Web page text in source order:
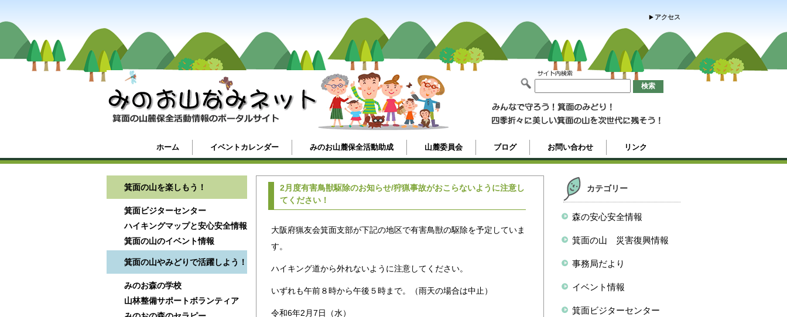
アクセス
ホーム イベントカレンダー みのお山麓保全活動助成 山麓委員会 ブログ お問い合わせ リンク
箕面の山を楽しもう！
箕面ビジターセンター
ハイキングマップと安心安全情報
箕面の山のイベント情報
箕面の山やみどりで活躍しよう！
みのお森の学校
山林整備サポートボランティア
2月度有害鳥獣駆除のお知らせ/狩猟事故がおこらないように注意し
てください！
大阪府猟友会箕面支部が下記の地区で有害鳥獣の駆除を予定していま
す。
ハイキング道から外れないように注意してください。
いずれも午前８時から午後５時まで。（雨天の場合は中止）
令和6年2月7日（水）
カテゴリー
森の安心安全情報
箕面の山 災害復興情報
事務局だより
イベント情報
箕面ビジターセンター